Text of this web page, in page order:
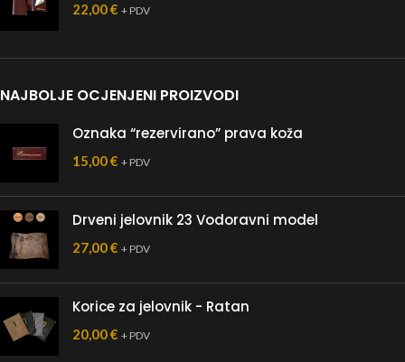
22,00€ + PDV
NAJBOLJE OCJENJENI PROIZVODI
Oznaka “rezervirano” prava koža
15,00€ + PDV
Drveni jelovnik 23 Vodoravni model
27,00€ + PDV
Korice za jelovnik - Ratan
20,00€ + PDV